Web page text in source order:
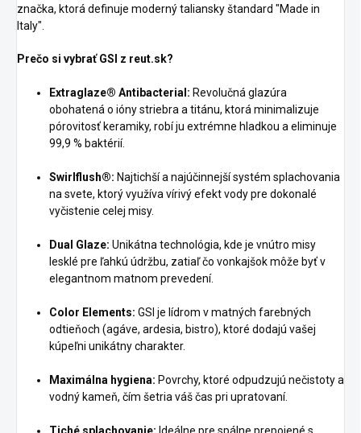
značka, ktorá definuje moderný taliansky štandard "Made in
Italy".
Prečo si vybrať GSI z reut.sk?
Extraglaze® Antibacterial: Revolučná glazúra
obohatená o ióny striebra a titánu, ktorá minimalizuje
pórovitosť keramiky, robí ju extrémne hladkou a eliminuje
99,9 % baktérií.
Swirlflush®: Najtichší a najúčinnejší systém splachovania
na svete, ktorý využíva vírivý efekt vody pre dokonalé
vyčistenie celej misy.
Dual Glaze: Unikátna technológia, kde je vnútro misy
lesklé pre ľahkú údržbu, zatiaľ čo vonkajšok môže byť v
elegantnom matnom prevedení.
Color Elements: GSI je lídrom v matných farebných
odtieňoch (agáve, ardesia, bistro), ktoré dodajú vašej
kúpeľni unikátny charakter.
Maximálna hygiena: Povrchy, ktoré odpudzujú nečistoty a
vodný kameň, čím šetria váš čas pri upratovaní.